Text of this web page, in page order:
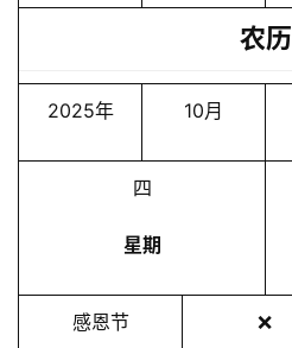
农历
2025年 10月
四
星期
感恩节 ❌